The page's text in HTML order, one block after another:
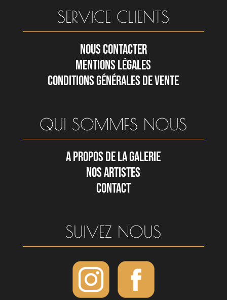
SERVICE CLIENTS
NOUS CONTACTER
MENTIONS LÉGALES
CONDITIONS GÉNÉRALES DE VENTE
QUI SOMMES NOUS
A PROPOS DE LA GALERIE
NOS ARTISTES
CONTACT
SUIVEZ NOUS